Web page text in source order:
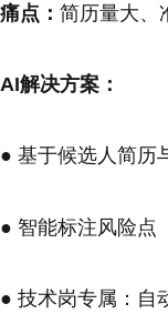
痛点： 简历量大、
AI解决方案：
● 基于候选人简历
● 智能标注风险点
● 技术岗专属：自